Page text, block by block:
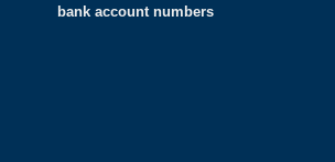
bank account numbers